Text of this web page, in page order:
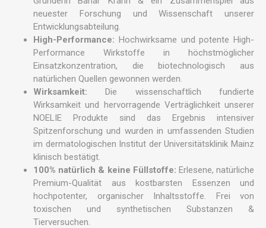
neuester Forschung und Wissenschaft unserer
Entwicklungsabteilung.
High-Performance: Hochwirksame und potente High-
Performance Wirkstoffe in höchstmöglicher
Einsatzkonzentration, die biotechnologisch aus
natürlichen Quellen gewonnen werden.
Wirksamkeit:Die wissenschaftlich fundierte
Wirksamkeit und hervorragende Verträglichkeit unserer
NOELIE Produkte sind das Ergebnis intensiver
Spitzenforschung und wurden in umfassenden Studien
im dermatologischen Institut der Universitätsklinik Mainz
klinisch bestätigt.
100% natürlich & keine Füllstoffe: Erlesene, natürliche
Premium-Qualität aus kostbarsten Essenzen und
hochpotenter, organischer Inhaltsstoffe. Frei von
toxischen und synthetischen Substanzen &
Tierversuchen.